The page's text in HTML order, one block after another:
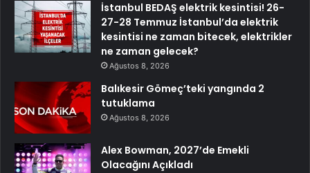
İstanbul BEDAŞ elektrik kesintisi! 26-
27-28 Temmuz İstanbul’da elektrik
kesintisi ne zaman bitecek, elektrikler
ne zaman gelecek?
Ağustos 8, 2026
Balıkesir Gömeç’teki yangında 2
tutuklama
Ağustos 8, 2026
Alex Bowman, 2027’de Emekli
Olacağını Açıkladı